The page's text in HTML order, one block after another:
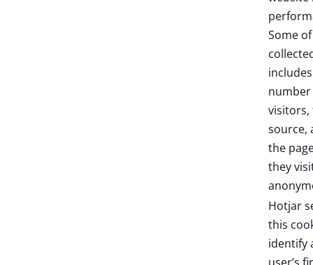
Some
source,
the
they
Hotjar
this
identify